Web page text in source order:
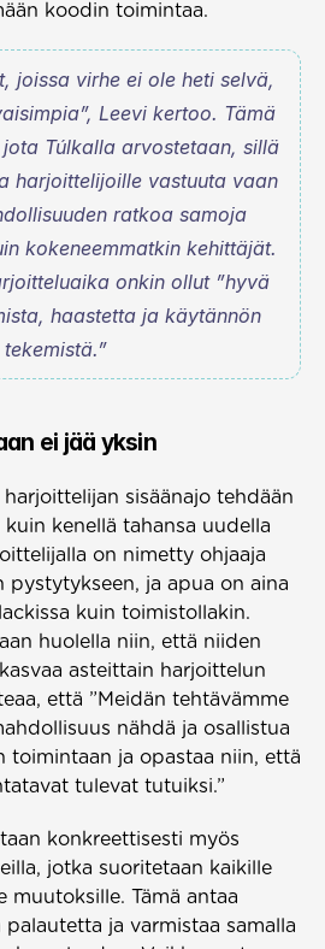
koodin toimintaa.
joissa virhe ei ole heti selvä,
Leevi kertoo. Tämä
Túlkalla arvostetaan, sillä
harjoittelijoille vastuuta vaan
ratkoa samoja
kokeneemmatkin kehittäjät.
onkin ollut ”hyvä
haastetta ja käytännön
tekemistä.”
ei jää yksin
sisäänajo tehdään
kenellä tahansa uudella
on nimetty ohjaaja
pystytykseen, ja apua on aina
kuin toimistollakin.
huolella niin, että niiden
asteittain harjoittelun
että ”Meidän tehtävämme
nähdä ja osallistua
toimintaan ja opastaa niin, että
tulevat tutuiksi.”
konkreettisesti myös
jotka suoritetaan kaikille
muutoksille. Tämä antaa
palautetta ja varmistaa samalla